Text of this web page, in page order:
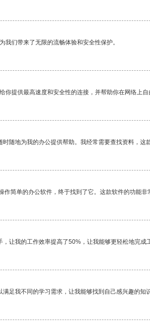
我们带来了无限的流畅体验和安全性保护。
你提供最高速度和安全性的连接，并帮助你在网络上自
随地为我的办公提供帮助。我经常需要查找资料，这
作简单的办公软件，终于找到了它。这款软件的功能
让我的工作效率提高了50%，让我能够更轻松地完成
足我不同的学习需求，让我能够找到自己感兴趣的知识